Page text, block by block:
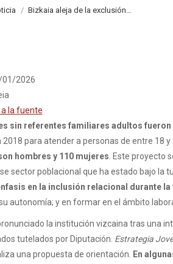
Bizkaia aleja de la exclusión…
01/2026
la fuente
sin referentes familiares adultos
2018 para atender a personas de entre 18
hombres y 110 mujeres . Este
sector poblacional que ha estado bajo la
en la inclusión relacional durante
autonomía; y en formar en el ámbito
la institución vizcaina tras una
tutelados por Diputación. Estrategia
una propuesta de orientación.
En